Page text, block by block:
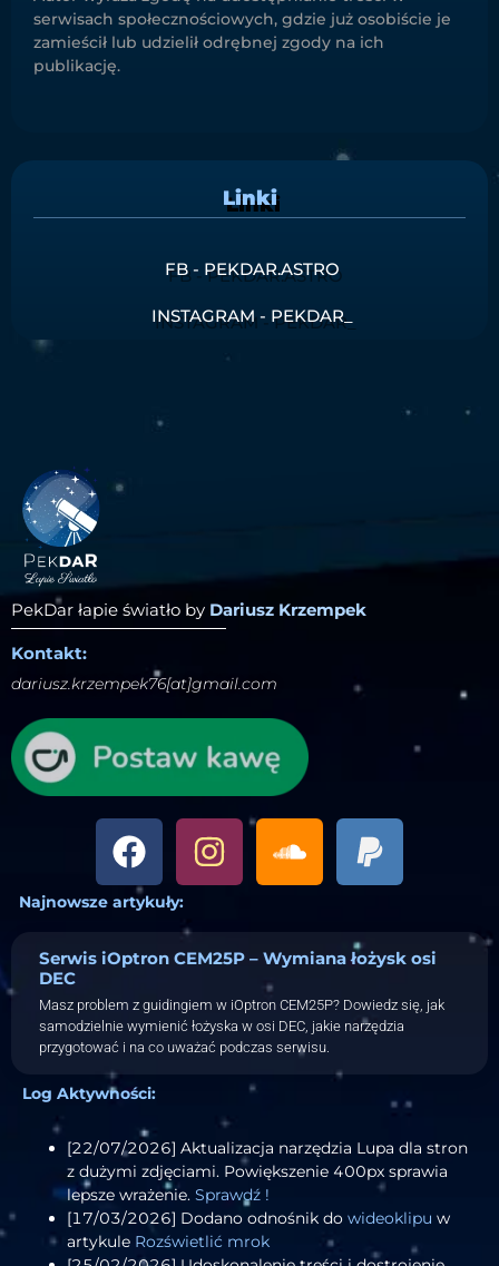
serwisach społecznościowych, gdzie już osobiście je
zamieścił lub udzielił odrębnej zgody na ich
publikację.
Linki
FB - PEKDAR.ASTRO
INSTAGRAM - PEKDAR_
PekDar łapie światło by Dariusz Krzempek
Kontakt:
dariusz.krzempek76[at]gmail.com
Najnowsze artykuły:
Serwis iOptron CEM25P – Wymiana łożysk osi
DEC
Masz problem z guidingiem w iOptron CEM25P? Dowiedz się, jak
samodzielnie wymienić łożyska w osi DEC, jakie narzędzia
przygotować i na co uważać podczas serwisu.
Log Aktywności:
[22/07/2026] Aktualizacja narzędzia Lupa dla stron
z dużymi zdjęciami. Powiększenie 400px sprawia
lepsze wrażenie. Sprawdź !
[17/03/2026] Dodano odnośnik do wideoklipu w
artykule Rozświetlić mrok